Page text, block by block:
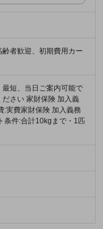
者歓迎、初期費用カー
短、当日ご案内可能で
さい 家財保険 加入義
:実費家財保険 加入義務
条件:合計10kgまで・1匹